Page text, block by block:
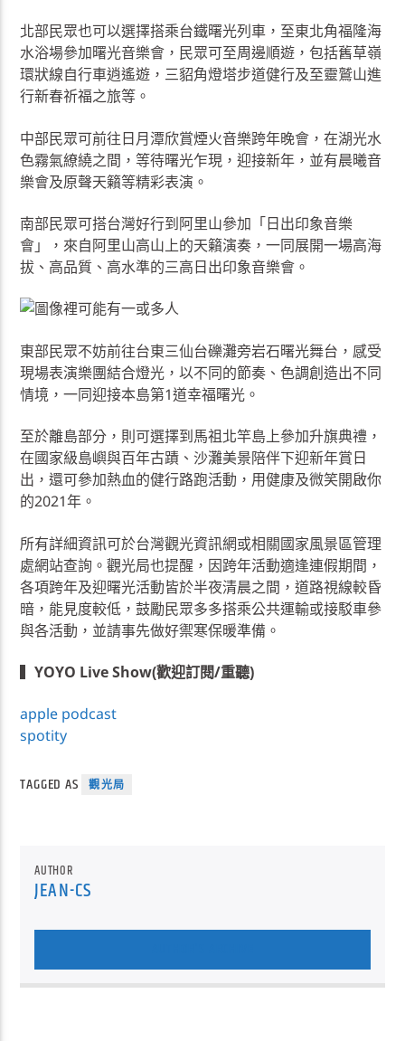
北部民眾也可以選擇搭乘台鐵曙光列車，至東北角福隆海
水浴場參加曙光音樂會，民眾可至周邊順遊，包括舊草嶺
環狀線自行車逍遙遊，三貂角燈塔步道健行及至靈鷲山進
行新春祈福之旅等。
中部民眾可前往日月潭欣賞煙火音樂跨年晚會，在湖光水
色霧氣繚繞之間，等待曙光乍現，迎接新年，並有晨曦音
樂會及原聲天籟等精彩表演。
南部民眾可搭台灣好行到阿里山參加「日出印象音樂
會」，來自阿里山高山上的天籟演奏，一同展開一場高海
拔、高品質、高水準的三高日出印象音樂會。
東部民眾不妨前往台東三仙台礫灘旁岩石曙光舞台，感受
現場表演樂團結合燈光，以不同的節奏、色調創造出不同
情境，一同迎接本島第1道幸福曙光。
至於離島部分，則可選擇到馬祖北竿島上參加升旗典禮，
在國家級島嶼與百年古蹟、沙灘美景陪伴下迎新年賞日
出，還可參加熱血的健行路跑活動，用健康及微笑開啟你
的2021年。
所有詳細資訊可於台灣觀光資訊網或相關國家風景區管理
處網站查詢。觀光局也提醒，因跨年活動適逢連假期間，
各項跨年及迎曙光活動皆於半夜清晨之間，道路視線較昏
暗，能見度較低，鼓勵民眾多多搭乘公共運輸或接駁車參
與各活動，並請事先做好禦寒保暖準備。
▍YOYO Live Show(歡迎訂閱/重聽)
apple podcast
spotity
TAGGED AS 觀光局
AUTHOR
JEAN-CS